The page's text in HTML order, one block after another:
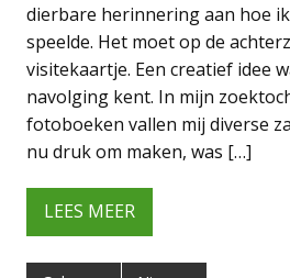
dierbare herinnering aan hoe
speelde. Het moet op de
visitekaartje. Een creatief idee
navolging kent. In mijn
fotoboeken vallen mij diverse
nu druk om maken, was […]
LEES MEER